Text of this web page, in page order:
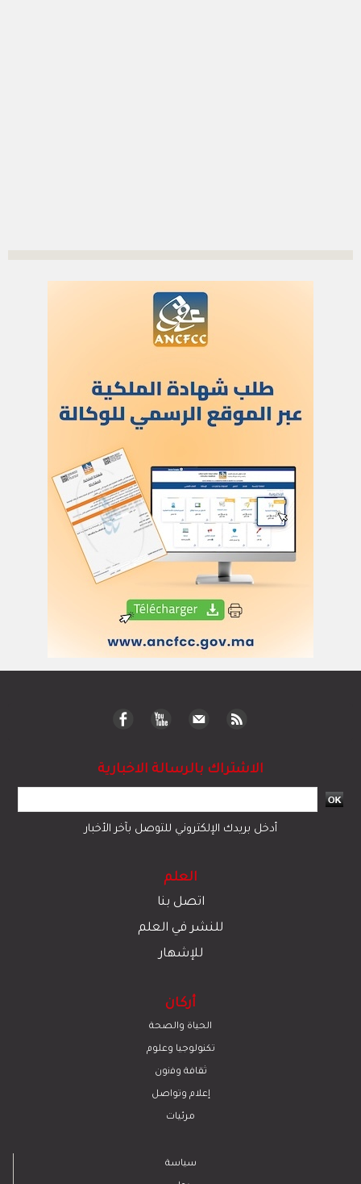
الاشتراك بالرسالة الاخبارية
أدخل بريدك الإلكتروني للتوصل بآخر الأخبار
العلم
اتصل بنا
للنشر في العلم
للإشهار
أركان
الحياة والصحة
تكنولوجيا وعلوم
ﺛﻘﺎﻓﺔ وﻓﻧون
إعلام وتواصل
مرئيات
سياسة